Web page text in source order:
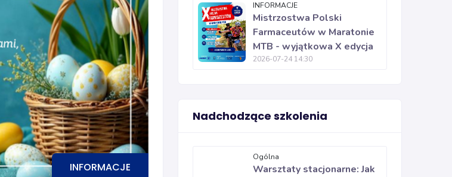
INFORMACJE
INFORMACJE
Mistrzostwa Polski
Farmaceutów w Maratonie
MTB - wyjątkowa X edycja
2026-07-24 14:30
Nadchodzące szkolenia
Ogólna
Warsztaty stacjonarne: Jak